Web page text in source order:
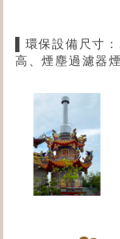
▌環保設備尺寸
高、煙塵過濾器